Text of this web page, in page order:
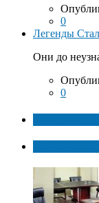
0
Легенды
Они до
0